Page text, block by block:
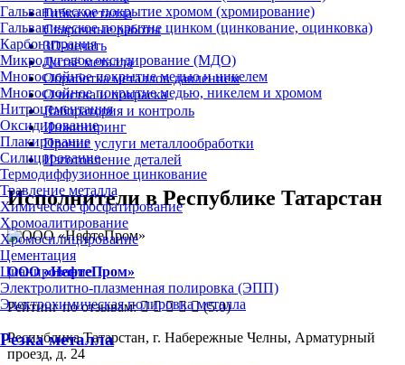
Гальваническое покрытие хромом (хромирование)
Гальваническое покрытие цинком (цинкование, оцинковка)
Карбонитрация
Микродуговое оксидирование (МДО)
Многослойное покрытие медью и никелем
Многослойное покрытие медью, никелем и хромом
Нитроцементация
Оксидирование
Плакирование
Силицирование
Термодиффузионное цинкование
Травление металла
Химическое фосфатирование
Хромоалитирование
Хромосилицирование
Цементация
Цианирование
Электролитно-плазменная полировка (ЭПП)
Электрохимическая полировка металла
Резка металла
Гибка металла
Сварочные работы
3D-печать
Литьё металла
Обработка металлов давлением
Очистка и покраска
Лаборатория и контроль
Инжиниринг
Прочие услуги металлообработки
Изготовление деталей
Исполнители в Республике Татарстан
ООО «НефтеПром»
Рейтинг по отзывам:
(5.0)
Республика Татарстан, г. Набережные Челны, Арматурный
проезд, д. 24